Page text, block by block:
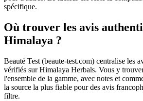
spécifique.
Où trouver les avis
Himalaya ?
Beauté Test (beaute-test.com) centralise les
vérifiés sur Himalaya Herbals. Vous y
l'ensemble de la gamme, avec notes et
la source la plus fiable pour des avis
filtre.